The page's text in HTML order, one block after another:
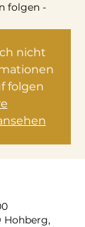
folgen -
nicht
folgen
Hohberg,